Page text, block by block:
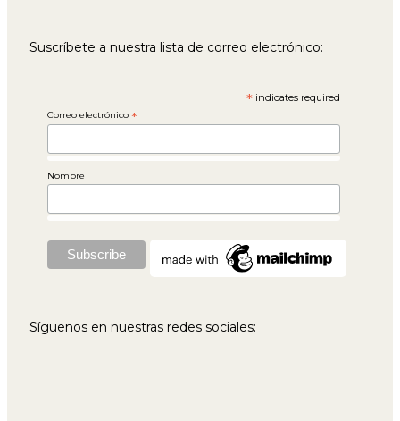
Suscríbete a nuestra lista de correo electrónico:
* indicates required
Correo electrónico *
Nombre
Síguenos en nuestras redes sociales: